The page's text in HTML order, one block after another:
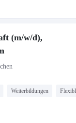
(m/w/d),
Weiterbildungen